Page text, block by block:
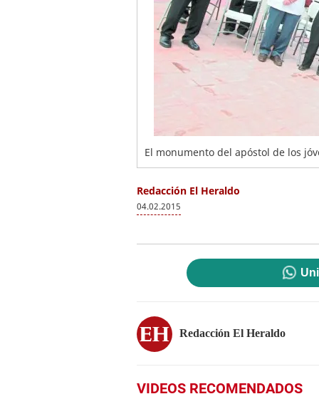
El monumento del apóstol de los
Redacción El Heraldo
04.02.2015
Redacción El Heraldo
VIDEOS RECOMENDADOS